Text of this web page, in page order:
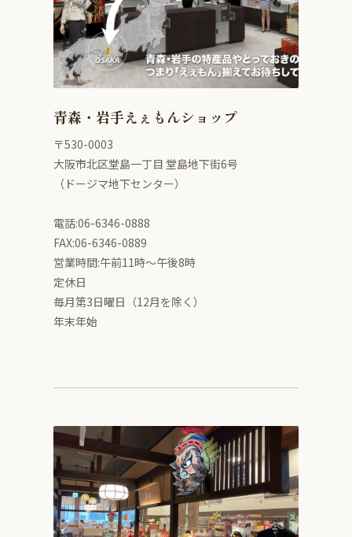
青森・岩手えぇもんショップ
〒530-0003
大阪市北区堂島一丁目 堂島地下街6号
（ドージマ地下センター）
電話:06-6346-0888
FAX:06-6346-0889
営業時間:午前11時～午後8時
定休日
毎月第3日曜日（12月を除く）
年末年始